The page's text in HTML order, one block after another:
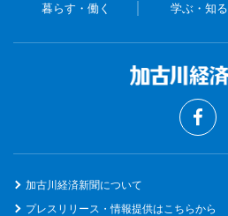
暮らす・働く 学ぶ・知る
加古川経済新聞について
プレスリリース・情報提供はこちらから